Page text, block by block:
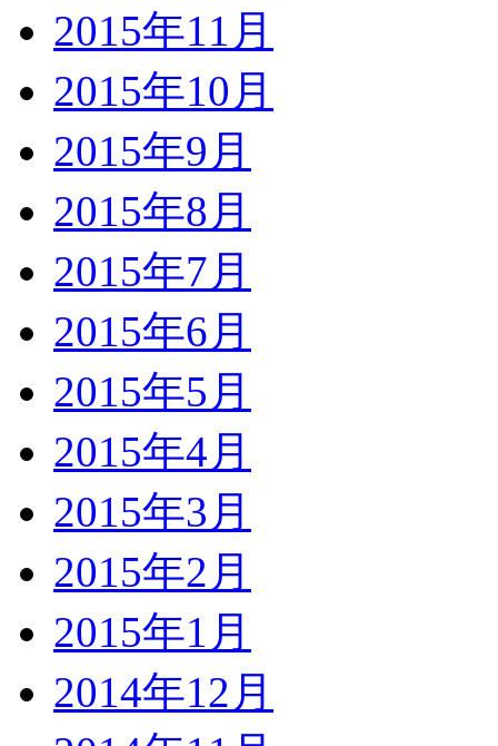
2015年11月
2015年10月
2015年9月
2015年8月
2015年7月
2015年6月
2015年5月
2015年4月
2015年3月
2015年2月
2015年1月
2014年12月